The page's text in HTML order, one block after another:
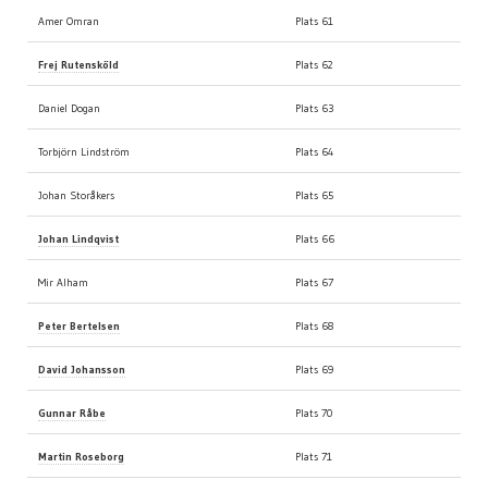
Amer Omran Plats 61
Frej Rutensköld Plats 62
Daniel Dogan Plats 63
Torbjörn Lindström Plats 64
Johan Storåkers Plats 65
Johan Lindqvist Plats 66
Mir Alham Plats 67
Peter Bertelsen Plats 68
David Johansson Plats 69
Gunnar Råbe Plats 70
Martin Roseborg Plats 71